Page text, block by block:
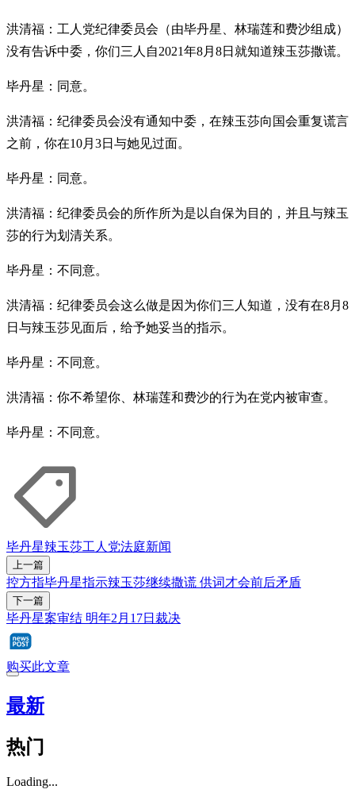
洪清福：工人党纪律委员会（由毕丹星、林瑞莲和费沙组成）
没有告诉中委，你们三人自2021年8月8日就知道辣玉莎撒谎。
毕丹星：同意。
洪清福：纪律委员会没有通知中委，在辣玉莎向国会重复谎言
之前，你在10月3日与她见过面。
毕丹星：同意。
洪清福：纪律委员会的所作所为是以自保为目的，并且与辣玉
莎的行为划清关系。
毕丹星：不同意。
洪清福：纪律委员会这么做是因为你们三人知道，没有在8月8
日与辣玉莎见面后，给予她妥当的指示。
毕丹星：不同意。
洪清福：你不希望你、林瑞莲和费沙的行为在党内被审查。
毕丹星：不同意。
毕丹星辣玉莎工人党法庭新闻
上一篇
控方指毕丹星指示辣玉莎继续撒谎 供词才会前后矛盾
下一篇
毕丹星案审结 明年2月17日裁决
购买此文章
最新
热门
Loading...